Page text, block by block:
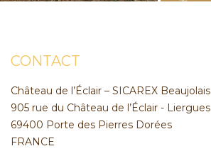
CONTACT
Château de l’Éclair – SICAREX Beaujolais
905 rue du Château de l’Éclair - Liergues
69400 Porte des Pierres Dorées
FRANCE